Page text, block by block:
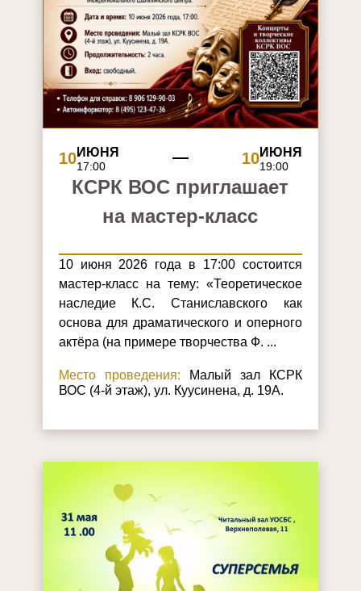
10ИЮНЯ
17:00 10ИЮНЯ
19:00
КСРК ВОС приглашает
на мастер-класс
10 июня 2026 года в 17:00 состоится
мастер-класс на тему: «Теоретическое
наследие К.С. Станиславского как
основа для драматического и оперного
актёра (на примере творчества Ф. ...
Место проведения: Малый зал КСРК
ВОС (4-й этаж), ул. Куусинена, д. 19А.